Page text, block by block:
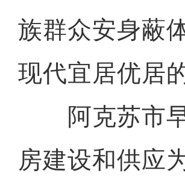
族群众安身蔽
现代宜居优居
阿克苏市早
房建设和供应